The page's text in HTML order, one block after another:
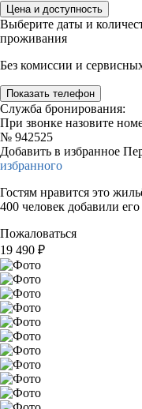
Цена и доступность
Выберите даты и
проживания
Без комиссии и
Показать телефон
Служба бронирования:
При звонке назовите
№ 942525
Добавить в избранное
избранного
Гостям нравится это
400 человек добавили
Пожаловаться
19 490 ₽